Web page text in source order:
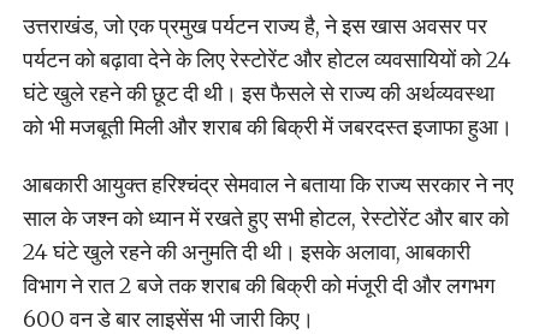
उत्तराखंड, जो एक प्रमुख पर्यटन राज्य है, ने इस खास अवसर पर
पर्यटन को बढ़ावा देने के लिए रेस्टोरेंट और होटल व्यवसायियों को 24
घंटे खुले रहने की छूट दी थी। इस फैसले से राज्य की अर्थव्यवस्था
को भी मजबूती मिली और शराब की बिक्री में जबरदस्त इजाफा हुआ।
आबकारी आयुक्त हरिश्चंद्र सेमवाल ने बताया कि राज्य सरकार ने नए
साल के जश्न को ध्यान में रखते हुए सभी होटल, रेस्टोरेंट और बार को
24 घंटे खुले रहने की अनुमति दी थी। इसके अलावा, आबकारी
विभाग ने रात 2 बजे तक शराब की बिक्री को मंजूरी दी और लगभग
600 वन डे बार लाइसेंस भी जारी किए।